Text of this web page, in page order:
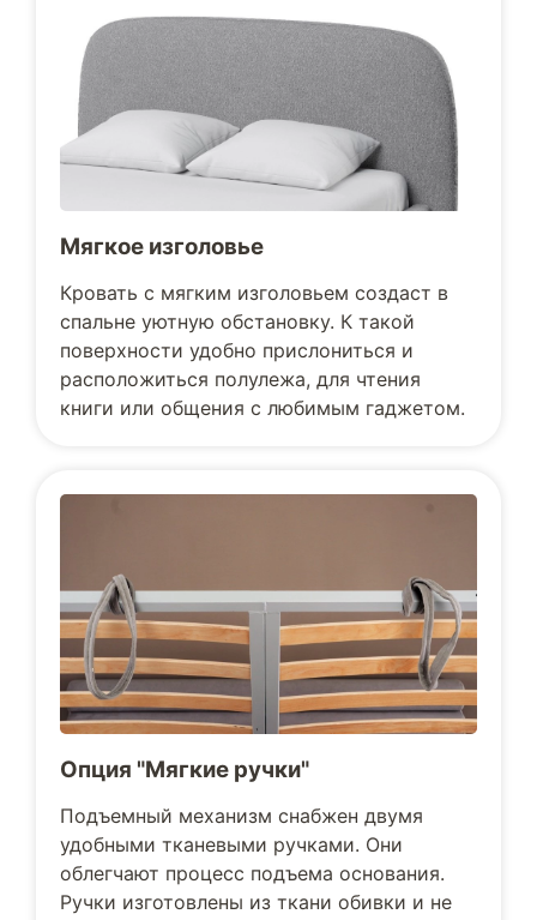
Мягкое изголовье
Кровать с мягким изголовьем создаст в
спальне уютную обстановку. К такой
поверхности удобно прислониться и
расположиться полулежа, для чтения
книги или общения с любимым гаджетом.
Опция "Мягкие ручки"
Подъемный механизм снабжен двумя
удобными тканевыми ручками. Они
облегчают процесс подъема основания.
Ручки изготовлены из ткани обивки и не